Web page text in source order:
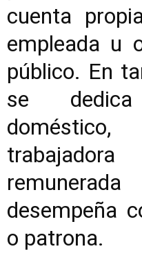
cuenta
empleada u
público. En
se
desempeña
o patrona.